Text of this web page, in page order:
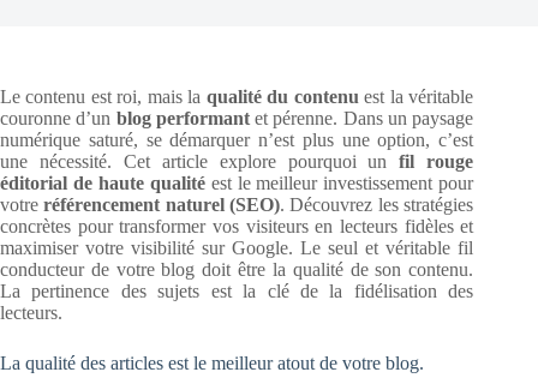
Le contenu est roi, mais la qualité du contenu est la véritable
couronne d’un blog performantet pérenne. Dans un paysage
numérique saturé, se démarquer n’est plus une option, c’est
une nécessité. Cet article explore pourquoi unfil rouge
éditorial de haute qualitéest le meilleur investissement pour
votreréférencement naturel (SEO). Découvrez les stratégies
concrètes pour transformer vos visiteurs en lecteurs fidèles et
maximiser votre visibilité sur Google. Le seul et véritable fil
conducteur de votre blog doit être la qualité de son contenu.
La pertinence des sujets est la clé de la fidélisation des
lecteurs.
La qualité des articles est le meilleur atout de votre blog.